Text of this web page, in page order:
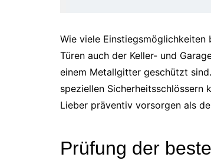
Wie viele Einstiegsmöglichkeiten
Türen auch der Keller- und
einem Metallgitter geschützt
speziellen Sicherheitsschlössern
Lieber präventiv vorsorgen als
Prüfung der